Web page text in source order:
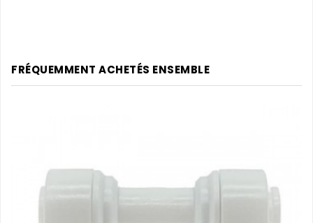
FRÉQUEMMENT ACHETÉS ENSEMBLE